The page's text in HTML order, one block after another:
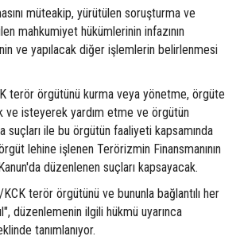
müteakip, yürütülen soruşturma ve
mahkumiyet hükümlerinin infazının
ve yapılacak diğer işlemlerin belirlenmesi
terör örgütünü kurma veya yönetme, örgüte
ve isteyerek yardım etme ve örgütün
suçları ile bu örgütün faaliyeti kapsamında
lehine işlenen Terörizmin Finansmanının
düzenlenen suçları kapsayacak.
terör örgütünü ve bununla bağlantılı her
düzenlemenin ilgili hükmü uyarınca
tanımlanıyor.